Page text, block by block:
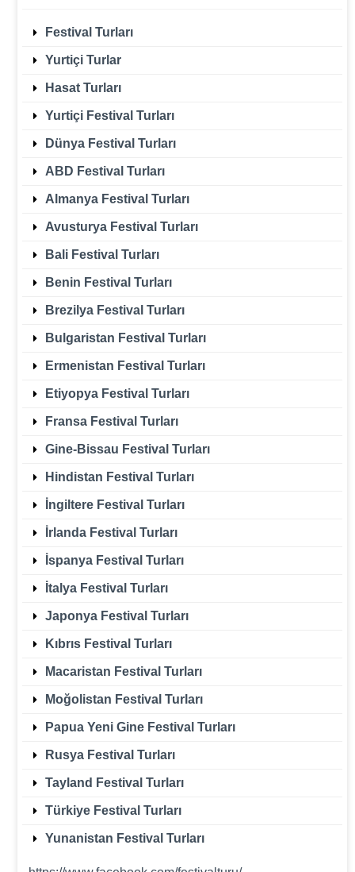
Festival Turları
Yurtiçi Turlar
Hasat Turları
Yurtiçi Festival Turları
Dünya Festival Turları
ABD Festival Turları
Almanya Festival Turları
Avusturya Festival Turları
Bali Festival Turları
Benin Festival Turları
Brezilya Festival Turları
Bulgaristan Festival Turları
Ermenistan Festival Turları
Etiyopya Festival Turları
Fransa Festival Turları
Gine-Bissau Festival Turları
Hindistan Festival Turları
İngiltere Festival Turları
İrlanda Festival Turları
İspanya Festival Turları
İtalya Festival Turları
Japonya Festival Turları
Kıbrıs Festival Turları
Macaristan Festival Turları
Moğolistan Festival Turları
Papua Yeni Gine Festival Turları
Rusya Festival Turları
Tayland Festival Turları
Türkiye Festival Turları
Yunanistan Festival Turları